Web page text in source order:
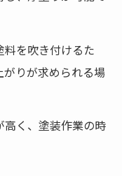
を吹き付けるた
りが求められる場
高く、塗装作業の時